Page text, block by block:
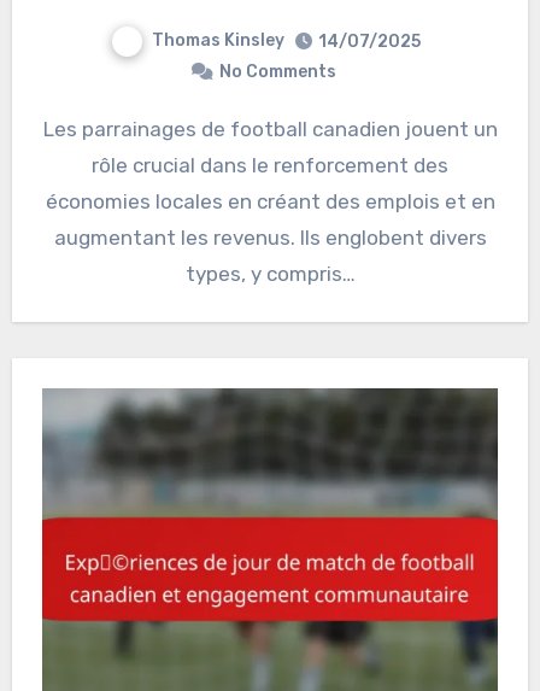
Thomas Kinsley
14/07/2025
No Comments
Les parrainages de football canadien jouent un
rôle crucial dans le renforcement des
économies locales en créant des emplois et en
augmentant les revenus. Ils englobent divers
types, y compris…